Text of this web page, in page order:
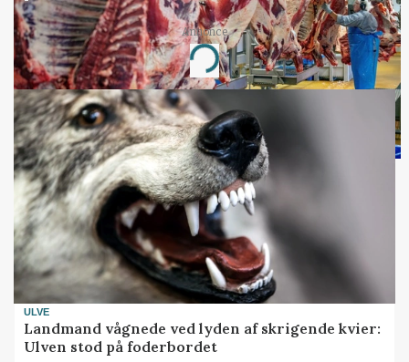
Annonce
Loading...
ULVE
Landmand vågnede ved lyden af skrigende kvier:
Ulven stod på foderbordet